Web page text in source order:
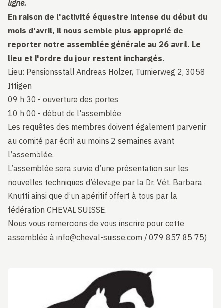
ligne.
En raison de l'activité équestre intense du début du
mois d'avril, il nous semble plus approprié de
reporter notre assemblée générale au 26 avril. Le
lieu et l'ordre du jour restent inchangés.
Lieu: Pensionsstall Andreas Holzer, Turnierweg 2, 3058
Ittigen
09 h 30 - ouverture des portes
10 h 00 - début de l'assemblée
Les requêtes des membres doivent également parvenir
au comité par écrit au moins 2 semaines avant
l’assemblée.
L’assemblée sera suivie d’une présentation sur les
nouvelles techniques d’élevage par la Dr. Vét. Barbara
Knutti ainsi que d’un apéritif offert à tous par la
fédération CHEVAL SUISSE.
Nous vous remercions de vous inscrire pour cette
assemblée à info@cheval-suisse.com / 079 857 85 75)